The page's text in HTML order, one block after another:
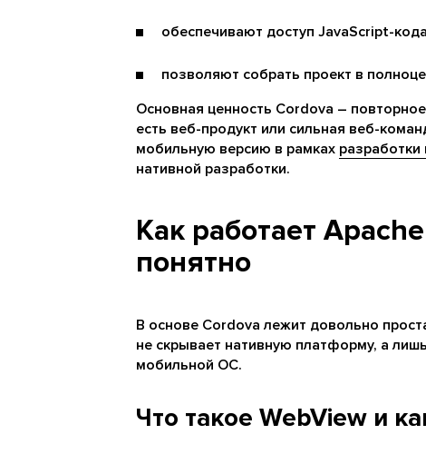
обеспечивают доступ JavaScript-
позволяют собрать проект в
Основная ценность Cordova –
есть веб-продукт или сильная веб-
мобильную версию в рамках
нативной разработки.
Как работает
понятно
В основе Cordova лежит довольно
не скрывает нативную платформу, а
мобильной ОС.
Что такое WebView и